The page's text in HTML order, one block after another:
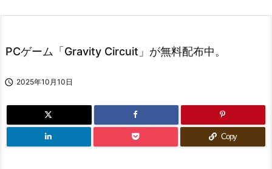
PCゲーム「Gravity Circuit」が無料配布中。
 2025年10月10日
Copy